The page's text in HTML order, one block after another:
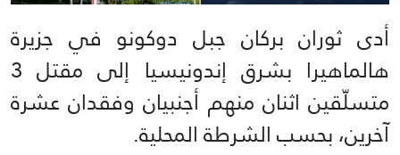
أدى ثوران بركان جبل دوكونو في جزيرة
هالماهيرا بشرق إندونيسيا إلى مقتل 3
متسلّقين اثنان منهم أجنبيان وفقدان عشرة
آخرين، بحسب الشرطة المحلية.